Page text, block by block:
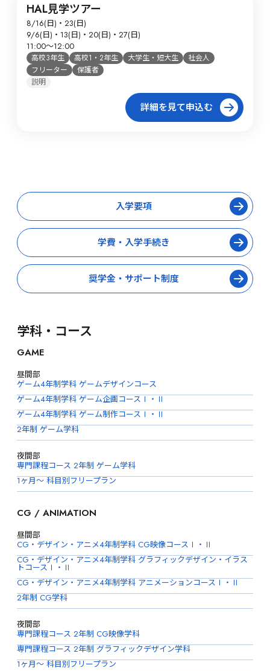
HAL見学ツアー
8/16(日)・23(日)
9/6(日)・13(日)・20(日)・27(日)
11:00～12:00
高校3年生 高校1・2年生 大学生・短大生
社会人
フリーター
保護者
説明
詳細を見て申込む
入学要項
学費・入学手続き
奨学金・サポート制度
学科・コース
GAME
昼間部
ゲーム4年制学科 ゲームデザインコース
ゲーム4年制学科 ゲーム企画コースⅠ・Ⅱ
ゲーム4年制学科 ゲーム制作コースⅠ・Ⅱ
2年制 ゲーム学科
夜間部
専門課程コース 2年制 ゲーム学科
1ヶ月〜 科目別フリープラン
CG / ANIMATION
昼間部
CG・デザイン・アニメ4年制学科 CG映像コースⅠ・Ⅱ
CG・デザイン・アニメ4年制学科 グラフィックデザイン・イラス
トコースⅠ・Ⅱ
CG・デザイン・アニメ4年制学科 アニメーションコースⅠ・Ⅱ
2年制 CG学科
夜間部
専門課程コース 2年制 CG映像学科
専門課程コース 2年制 グラフィックデザイン学科
1ヶ月〜 科目別フリープラン